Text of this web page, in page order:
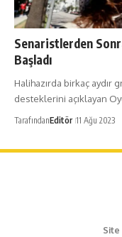
Senaristlerden
Başladı
Halihazırda birkaç aydır
desteklerini açıklayan
TarafındanEditör 11 Ağu 2023
Site